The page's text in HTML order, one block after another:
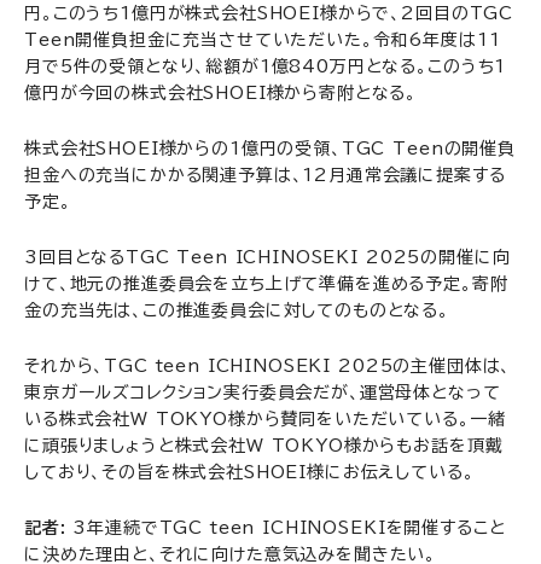
円。このうち1億円が株式会社SHOEI様からで、2回目のTGC
Teen開催負担金に充当させていただいた。令和6年度は11
月で5件の受領となり、総額が1億840万円となる。このうち1
億円が今回の株式会社SHOEI様から寄附となる。
株式会社SHOEI様からの1億円の受領、TGC Teenの開催負
担金への充当にかかる関連予算は、12月通常会議に提案する
予定。
3回目となるTGC Teen ICHINOSEKI 2025の開催に向
けて、地元の推進委員会を立ち上げて準備を進める予定。寄附
金の充当先は、この推進委員会に対してのものとなる。
それから、TGC teen ICHINOSEKI 2025の主催団体は、
東京ガールズコレクション実行委員会だが、運営母体となって
いる株式会社W TOKYO様から賛同をいただいている。一緒
に頑張りましょうと株式会社W TOKYO様からもお話を頂戴
しており、その旨を株式会社SHOEI様にお伝えしている。
記者: 3年連続でTGC teen ICHINOSEKIを開催すること
に決めた理由と、それに向けた意気込みを聞きたい。